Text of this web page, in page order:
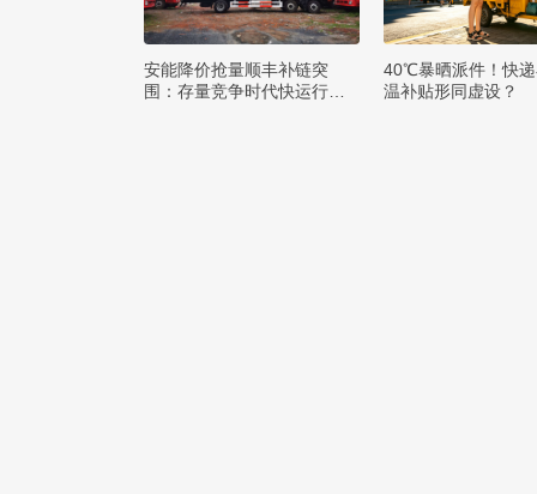
安能降价抢量顺丰补链突
围：存量竞争时代快运行业
40℃暴晒派件！快
温补贴形同虚设？